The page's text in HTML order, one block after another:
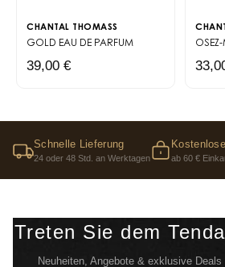
CHANTAL THOMASS
GOLD EAU DE PARFUM
39,00 €
Schnelle Lieferung
24 oder 48 Std. an Werktagen ab 60 €
Treten Sie dem
Neuheiten, Angebote & exklusive